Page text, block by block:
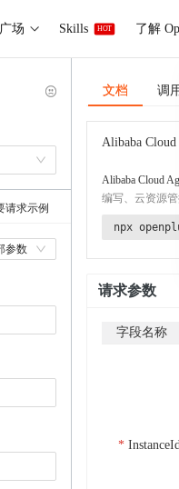
场 Skills HOT 了解
请求示例
参数
文档 调
Alibaba
Alibaba Cloud
编写、云资源
npx
请求参数
字段名称